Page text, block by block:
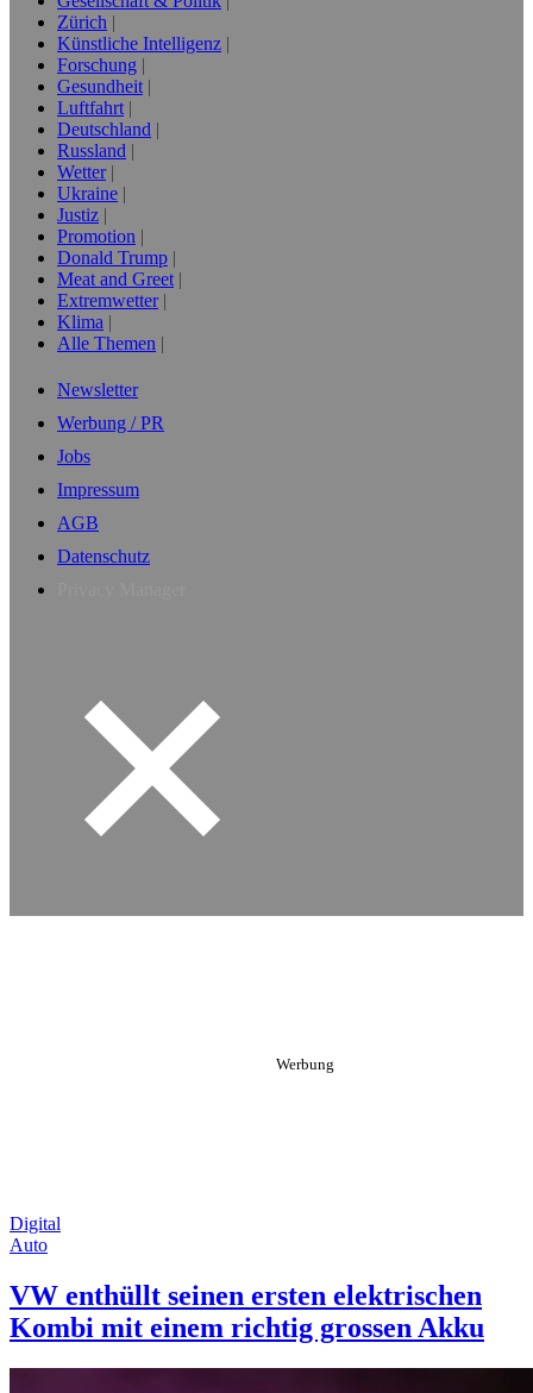
Zürich
Künstliche Intelligenz
Forschung
Gesundheit
Luftfahrt
Deutschland
Russland
Wetter
Ukraine
Justiz
Promotion
Donald Trump
Meat and Greet
Extremwetter
Klima
Alle Themen
Newsletter
Werbung / PR
Jobs
Impressum
AGB
Datenschutz
Digital
Auto
VW enthüllt seinen ersten elektrischen
Kombi mit einem richtig grossen Akku